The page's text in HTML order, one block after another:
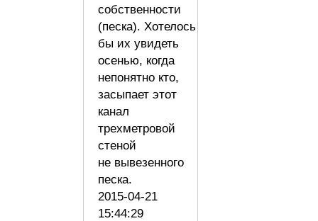
собственности
(песка). Хотелось
бы их увидеть
осенью, когда
непонятно кто,
засыпает этот
канал
трехметровой
стеной
не вывезенного
песка.
2015-04-21
15:44:29